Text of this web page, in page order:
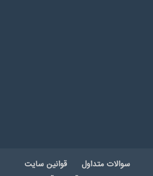
سوالات متداول
قوانین سایت